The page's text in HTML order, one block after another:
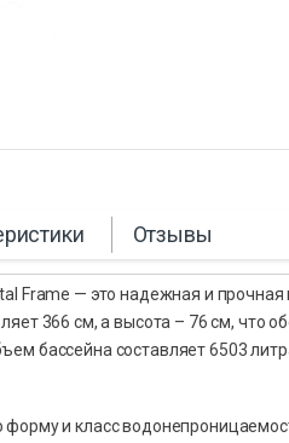
Отзывы
Frame — это надежная и
366 см, а высота – 76 см, что
бассейна составляет 6503
и класс